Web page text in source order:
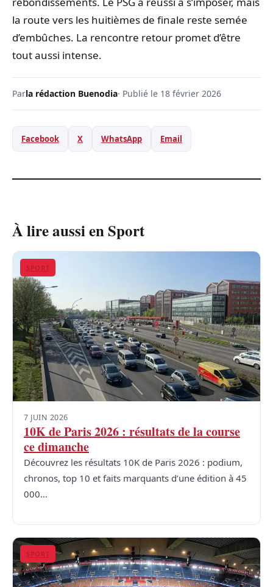
la route vers les huitièmes de finale reste semée
d’embûches. La rencontre retour promet d’être
tout aussi intense.
Parla rédaction Buenodia· Publié le 18 février 2026
Facebook X WhatsApp Email
À lire aussi en Sport
SPORT
7 JUIN 2026
10K de Paris 2026 : résultats de la course
ce dimanche
Découvrez les résultats 10K de Paris 2026 : podium,
chronos, top 10 et faits marquants d’une édition à 45
000…
SPORT